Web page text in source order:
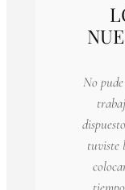
No
tuviste